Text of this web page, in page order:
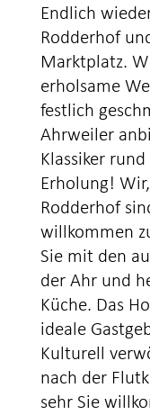
Endlich
Rodderhof
Marktplatz.
erholsame
festlich
Ahrweiler
Klassiker
Erholung!
Rodderhof
willkommen
Sie mit den
der Ahr und
Küche. Das
ideale
Kulturell
nach der
sehr Sie